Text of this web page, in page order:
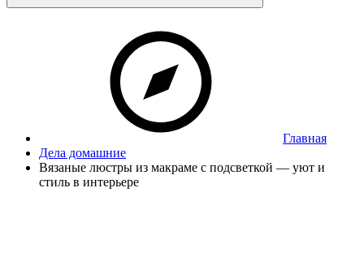
Главная
Дела домашние
Вязаные люстры из макраме с подсветкой — уют и
стиль в интерьере